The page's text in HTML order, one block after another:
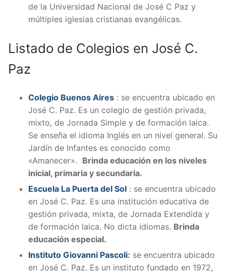
de la Universidad Nacional de José C Paz y
múltiples iglesias cristianas evangélicas.
Listado de Colegios en José C.
Paz
Colegio Buenos Aires : se encuentra ubicado en
José C. Paz. Es un colegio de gestión privada,
mixto, de Jornada Simple y de formación laica.
Se enseña el idioma Inglés en un nivel general. Su
Jardín de Infantes es conocido como
«Amanecer». Brinda educación en los niveles
inicial, primaria y secundaria.
Escuela La Puerta del Sol : se encuentra ubicado
en José C. Paz. Es una institución educativa de
gestión privada, mixta, de Jornada Extendida y
de formación laica. No dicta idiomas. Brinda
educación especial.
Instituto Giovanni Pascoli: se encuentra ubicado
en José C. Paz. Es un instituto fundado en 1972,